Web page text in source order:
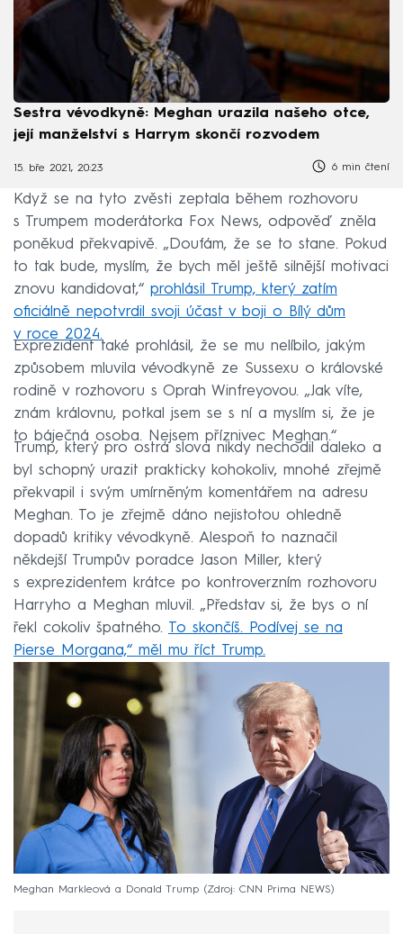
Sestra vévodkyně: Meghan urazila našeho otce,
její manželství s Harrym skončí rozvodem
15. bře 2021, 20:23 6 min čtení
Když se na tyto zvěsti zeptala během rozhovoru
s Trumpem moderátorka Fox News, odpověď zněla
poněkud překvapivě. „Doufám, že se to stane. Pokud
to tak bude, myslím, že bych měl ještě silnější motivaci
znovu kandidovat,“ prohlásil Trump, který zatím
oficiálně nepotvrdil svoji účast v boji o Bílý dům
v roce 2024.
Exprezident také prohlásil, že se mu nelíbilo, jakým
způsobem mluvila vévodkyně ze Sussexu o královské
rodině v rozhovoru s Oprah Winfreyovou. „Jak víte,
znám královnu, potkal jsem se s ní a myslím si, že je
to báječná osoba. Nejsem příznivec Meghan.“
Trump, který pro ostrá slova nikdy nechodil daleko a
byl schopný urazit prakticky kohokoliv, mnohé zřejmě
překvapil i svým umírněným komentářem na adresu
Meghan. To je zřejmě dáno nejistotou ohledně
dopadů kritiky vévodkyně. Alespoň to naznačil
někdejší Trumpův poradce Jason Miller, který
s exprezidentem krátce po kontroverzním rozhovoru
Harryho a Meghan mluvil. „Představ si, že bys o ní
řekl cokoliv špatného. To skončíš. Podívej se na
Pierse Morgana,“ měl mu říct Trump.
Meghan Markleová a Donald Trump Zdroj: CNN Prima NEWS